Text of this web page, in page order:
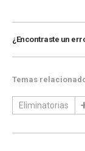
¿Encontraste un
Temas
Eliminatorias